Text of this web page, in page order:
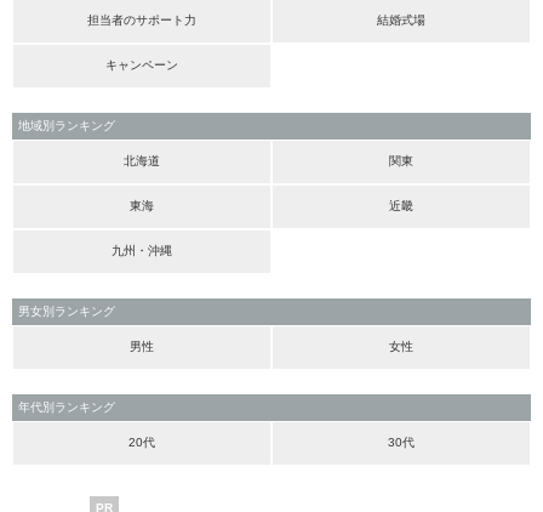
担当者のサポート力 結婚式場
キャンペーン
地域別ランキング
北海道 関東
東海 近畿
九州・沖縄
男女別ランキング
男性 女性
年代別ランキング
20代 30代
PR